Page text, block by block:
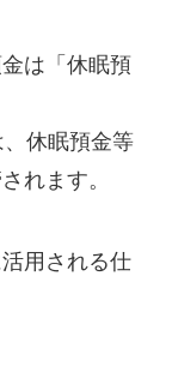
は「休眠預
休眠預金等
れます。
用される仕